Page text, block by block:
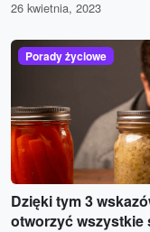
26 kwietnia, 2023
Porady życiowe
Dzięki tym 3
otworzyć wszystkie